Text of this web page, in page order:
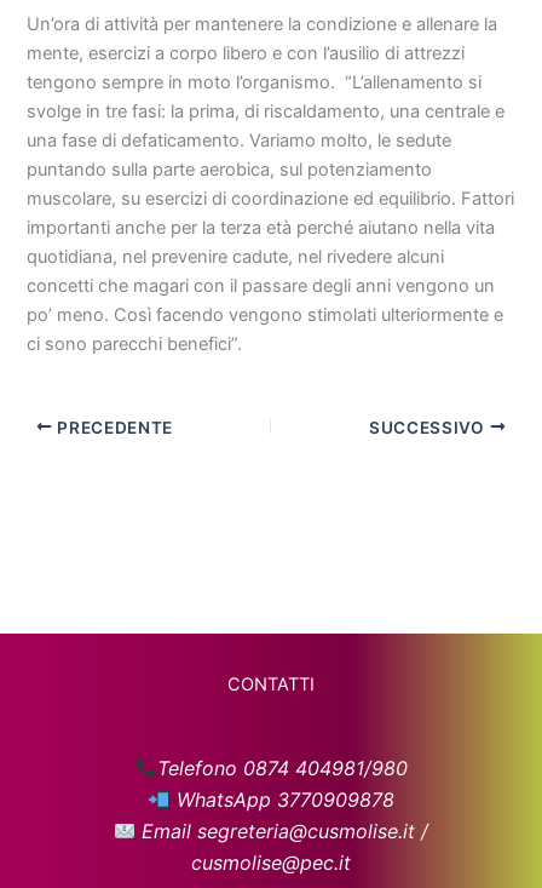
Un’ora di attività per mantenere la condizione e allenare la
mente, esercizi a corpo libero e con l’ausilio di attrezzi
tengono sempre in moto l’organismo. “L’allenamento si
svolge in tre fasi: la prima, di riscaldamento, una centrale e
una fase di defaticamento. Variamo molto, le sedute
puntando sulla parte aerobica, sul potenziamento
muscolare, su esercizi di coordinazione ed equilibrio. Fattori
importanti anche per la terza età perché aiutano nella vita
quotidiana, nel prevenire cadute, nel rivedere alcuni
concetti che magari con il passare degli anni vengono un
po’ meno. Così facendo vengono stimolati ulteriormente e
ci sono parecchi benefici”.
PRECEDENTE SUCCESSIVO
CONTATTI
Telefono 0874 404981/980
WhatsApp 3770909878
Email segreteria@cusmolise.it /
cusmolise@pec.it